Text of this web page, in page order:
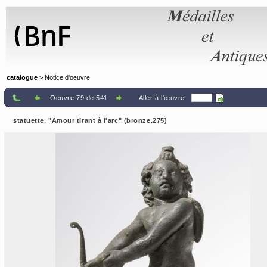
catalogue > Notice d'oeuvre
Oeuvre 79 de 541 Aller à l'œuvre
statuette, "Amour tirant à l'arc" (bronze.275)